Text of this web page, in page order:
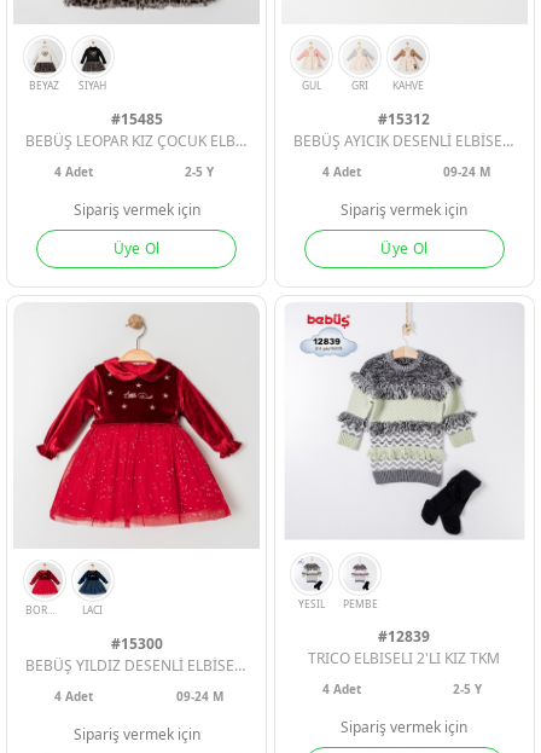
BEYAZ SIYAH
#15485
BEBÜŞ LEOPAR KIZ ÇOCUK ELBİSE
4Adet 2-5 Y
Sipariş vermek için
Üye Ol
GUL GRI KAHVE
#15312
BEBÜŞ AYICIK DESENLİ ELBİSE KIZ BEBE
4 Adet 09-24 M
Sipariş vermek için
Üye Ol
#15300
BEBÜŞ YILDIZ DESENLİ ELBİSE KIZ BEBE
4Adet 09-24 M
Sipariş vermek için
#12839
TRICO ELBISELI 2'LI KIZ TKM
4 Adet 2-5 Y
Sipariş vermek için